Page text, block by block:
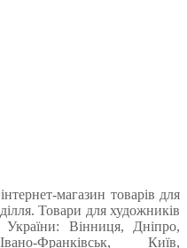
магазин товарів для
Товари для художників
України: Вінниця, Дніпро,
Франківськ, Київ,